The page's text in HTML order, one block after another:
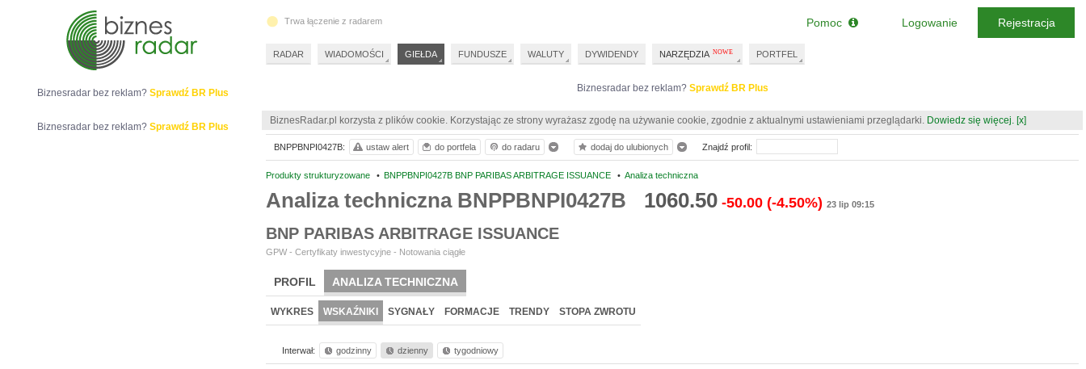
Biznesradar bez reklam? Sprawdź BR Plus
BiznesRadar.pl korzysta z plików cookie. Korzystając ze strony wyrażasz zgodę na używanie cookie, zgodnie z aktualnymi ustawieniami przeglądarki. Dowiedz się więcej. [x]
Produkty strukturyzowane • BNPPBNPI0427B BNP PARIBAS ARBITRAGE ISSUANCE • Analiza techniczna
Analiza techniczna BNPPBNPI0427B 1060.50 -50.00 (-4.50%) 23 lip 09:15
BNP PARIBAS ARBITRAGE ISSUANCE
GPW - Certyfikaty inwestycyjne - Notowania ciągłe
PROFIL ANALIZA TECHNICZNA
WYKRES WSKAŹNIKI SYGNAŁY FORMACJE TRENDY STOPA ZWROTU
Interwał: godzinny dzienny tygodniowy
BNPPBNPI0427B: ustaw alert do portfela do radaru dodaj do ulubionych Znajdź profil:
Biznesradar bez reklam? Sprawdź BR Plus
Biznesradar bez reklam? Sprawdź BR Plus
Trwa łączenie z radarem
RADAR WIADOMOŚCI GIEŁDA FUNDUSZE WALUTY DYWIDENDY NARZĘDZIA PORTFEL
Pomoc Logowanie Rejestracja